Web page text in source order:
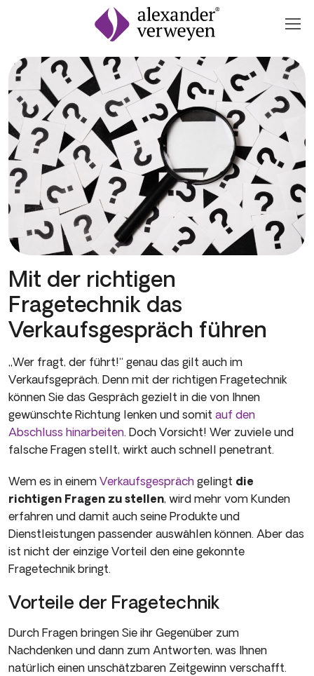
Zum Inhalt springen
Mit der richtigen
Fragetechnik das
Verkaufsgespräch führen
„Wer fragt, der führt!“ genau das gilt auch im
Verkaufsgepräch. Denn mit der richtigen Fragetechnik
können Sie das Gespräch gezielt in die von Ihnen
gewünschte Richtung lenken und somit auf den
Abschluss hinarbeiten. Doch Vorsicht! Wer zuviele und
falsche Fragen stellt, wirkt auch schnell penetrant.
Wem es in einem Verkaufsgespräch gelingt die
richtigen Fragen zu stellen, wird mehr vom Kunden
erfahren und damit auch seine Produkte und
Dienstleistungen passender auswählen können. Aber das
ist nicht der einzige Vorteil den eine gekonnte
Fragetechnik bringt.
Vorteile der Fragetechnik
Durch Fragen bringen Sie ihr Gegenüber zum
Nachdenken und dann zum Antworten, was Ihnen
natürlich einen unschätzbaren Zeitgewinn verschafft.